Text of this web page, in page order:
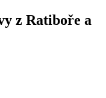
z Ratiboře a